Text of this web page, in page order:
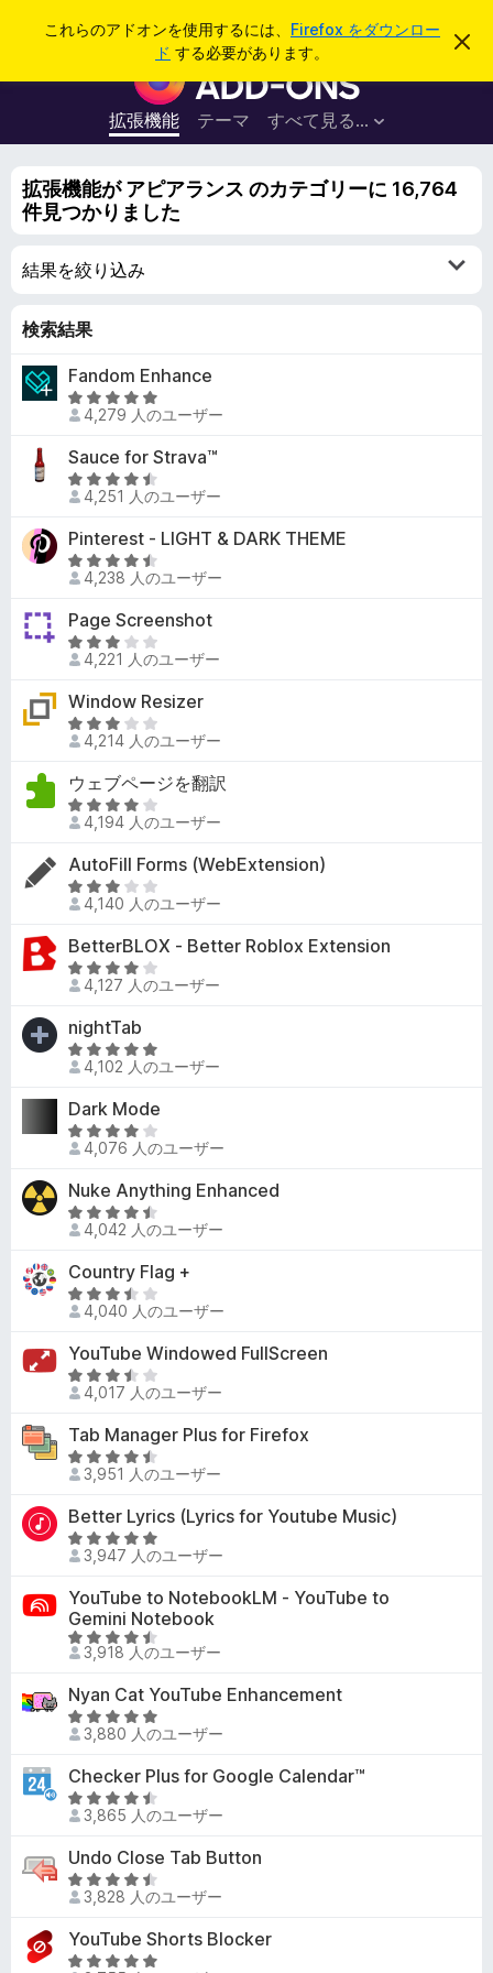
これらのアドオンを使用するには、 Firefox をダウンロー
ド する必要があります。
こ
を
じ
る
F
i
r
e
o
拡張機能 テーマ すべて見る...
ログイン
拡張機能が アピアランス のカテゴリーに 16,764
件見つかりました
結果を絞り込み
検索結果
Fandom Enhance
5
段
階
中
4
9
の
評
4,279 人のユーザー
Sauce for Strava™
5
段
階
中
4
4
の
評
4,251 人のユーザー
Pinterest - LIGHT & DARK THEME
5
段
階
中
4
3
の
評
4,238 人のユーザー
Page Screenshot
5
段
階
中
2
8
の
評
4,221 人のユーザー
Window Resizer
5
段
階
中
2
9
の
評
4,214 人のユーザー
ウェブページを翻訳
5
段
階
中
4
1
の
評
4,194 人のユーザー
AutoFill Forms (WebExtension)
5
段
階
中
2
9
の
評
4,140 人のユーザー
BetterBLOX - Better Roblox Extension
5
段
階
中
4
評
価
4,127 人のユーザー
nightTab
5
段
階
中
4
8
の
評
4,102 人のユーザー
Dark Mode
5
段
階
中
4
1
の
評
4,076 人のユーザー
Nuke Anything Enhanced
5
段
階
中
4
3
の
評
4,042 人のユーザー
Country Flag +
5
段
階
中
3
7
の
評
4,040 人のユーザー
YouTube Windowed FullScreen
5
段
階
中
3
6
の
評
4,017 人のユーザー
Tab Manager Plus for Firefox
5
段
階
中
4
5
の
評
3,951 人のユーザー
Better Lyrics (Lyrics for Youtube Music)
5
段
階
中
4
.
の
評
3,947 人のユーザー
YouTube to NotebookLM - YouTube to
Gemini Notebook
5
段
階
中
4
6
の
評
価
3,918 人のユーザー
Nyan Cat YouTube Enhancement
5
段
階
中
4
9
の
評
3,880 人のユーザー
Checker Plus for Google Calendar™
5
段
階
中
4
3
の
3,865 人のユーザー
Undo Close Tab Button
5
段
階
中
3,828 人のユーザー
YouTube Shorts Blocker
5